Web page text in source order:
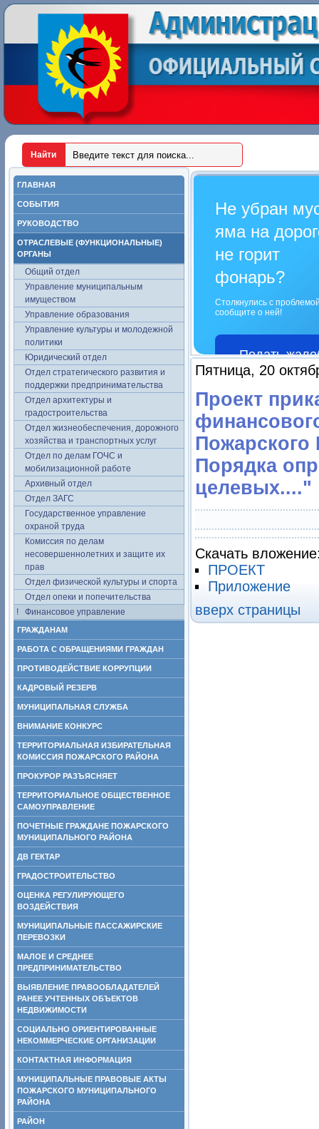
ГЛАВНАЯ
СОБЫТИЯ
РУКОВОДСТВО
ОТРАСЛЕВЫЕ (ФУНКЦИОНАЛЬНЫЕ)
ОРГАНЫ
Общий отдел
Управление муниципальным
имуществом
Управление образования
Управление культуры и молодежной
политики
Юридический отдел
Отдел стратегического развития и
поддержки предпринимательства
Отдел архитектуры и
градостроительства
Отдел жизнеобеспечения, дорожного
хозяйства и транспортных услуг
Отдел по делам ГОЧС и
мобилизационной работе
Архивный отдел
Отдел ЗАГС
Государственное управление
охраной труда
Комиссия по делам
несовершеннолетних и защите их
прав
Отдел физической культуры и спорта
Отдел опеки и попечительства
Финансовое управление
ГРАЖДАНАМ
РАБОТА С ОБРАЩЕНИЯМИ ГРАЖДАН
ПРОТИВОДЕЙСТВИЕ КОРРУПЦИИ
КАДРОВЫЙ РЕЗЕРВ
МУНИЦИПАЛЬНАЯ СЛУЖБА
ВНИМАНИЕ КОНКУРС
ТЕРРИТОРИАЛЬНАЯ ИЗБИРАТЕЛЬНАЯ
КОМИССИЯ ПОЖАРСКОГО РАЙОНА
ПРОКУРОР РАЗЪЯСНЯЕТ
ТЕРРИТОРИАЛЬНОЕ ОБЩЕСТВЕННОЕ
САМОУПРАВЛЕНИЕ
ПОЧЕТНЫЕ ГРАЖДАНЕ ПОЖАРСКОГО
МУНИЦИПАЛЬНОГО РАЙОНА
ДВ ГЕКТАР
ГРАДОСТРОИТЕЛЬСТВО
ОЦЕНКА РЕГУЛИРУЮЩЕГО
ВОЗДЕЙСТВИЯ
МУНИЦИПАЛЬНЫЕ ПАССАЖИРСКИЕ
ПЕРЕВОЗКИ
МАЛОЕ И СРЕДНЕЕ
ПРЕДПРИНИМАТЕЛЬСТВО
ВЫЯВЛЕНИЕ ПРАВООБЛАДАТЕЛЕЙ
РАНЕЕ УЧТЕННЫХ ОБЪЕКТОВ
НЕДВИЖИМОСТИ
СОЦИАЛЬНО ОРИЕНТИРОВАННЫЕ
НЕКОММЕРЧЕСКИЕ ОРГАНИЗАЦИИ
КОНТАКТНАЯ ИНФОРМАЦИЯ
МУНИЦИПАЛЬНЫЕ ПРАВОВЫЕ АКТЫ
ПОЖАРСКОГО МУНИЦИПАЛЬНОГО
РАЙОНА
РАЙОН
Не убран
яма на
не горит
фонарь?
Столкнулись с
сообщите о ней!
Подать
Пятница, 20
Проект
Пожарского
Порядка
целевых...."
Скачать
ПРОЕКТ
Приложение
вверх страницы